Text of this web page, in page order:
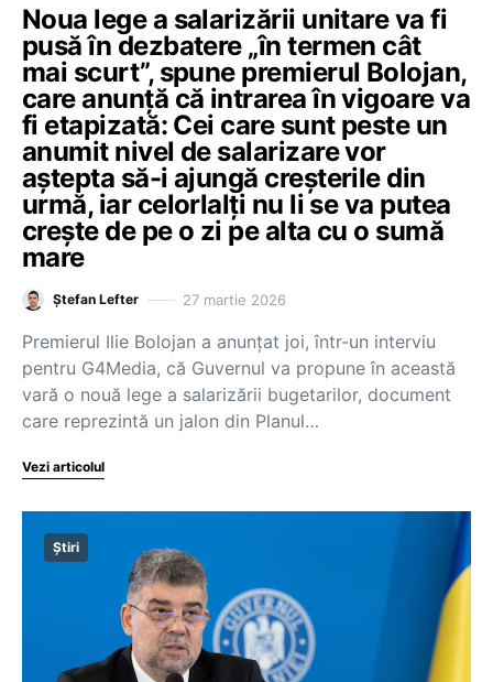
Noua lege a salarizării unitare va fi
pusă în dezbatere „în termen cât
mai scurt”, spune premierul Bolojan,
care anunță că intrarea în vigoare va
fi etapizată: Cei care sunt peste un
anumit nivel de salarizare vor
aștepta să-i ajungă creșterile din
urmă, iar celorlalți nu li se va putea
crește de pe o zi pe alta cu o sumă
mare
Ștefan Lefter 27 martie 2026
Premierul Ilie Bolojan a anunțat joi, într-un interviu
pentru G4Media, că Guvernul va propune în această
vară o nouă lege a salarizării bugetarilor, document
care reprezintă un jalon din Planul…
Vezi articolul
Știri